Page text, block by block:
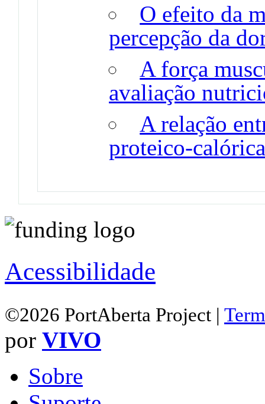
O efeito da
percepção da
A força
avaliação
A relação
proteico-
Acessibilidade
©2026 PortAberta Project |
por VIVO
Sobre